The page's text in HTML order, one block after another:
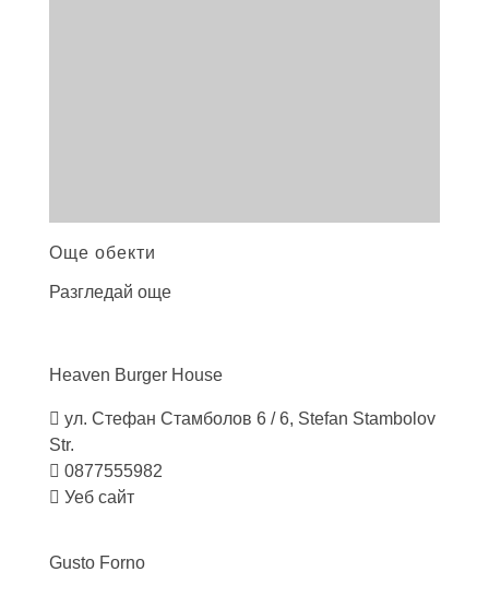
Още обекти
Разгледай още
Heaven Burger House
ул. Стефан Стамболов 6 / 6, Stefan Stambolov
Str.
0877555982
Уеб сайт
Gusto Forno